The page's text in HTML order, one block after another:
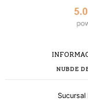
NUBDE
Sucursal